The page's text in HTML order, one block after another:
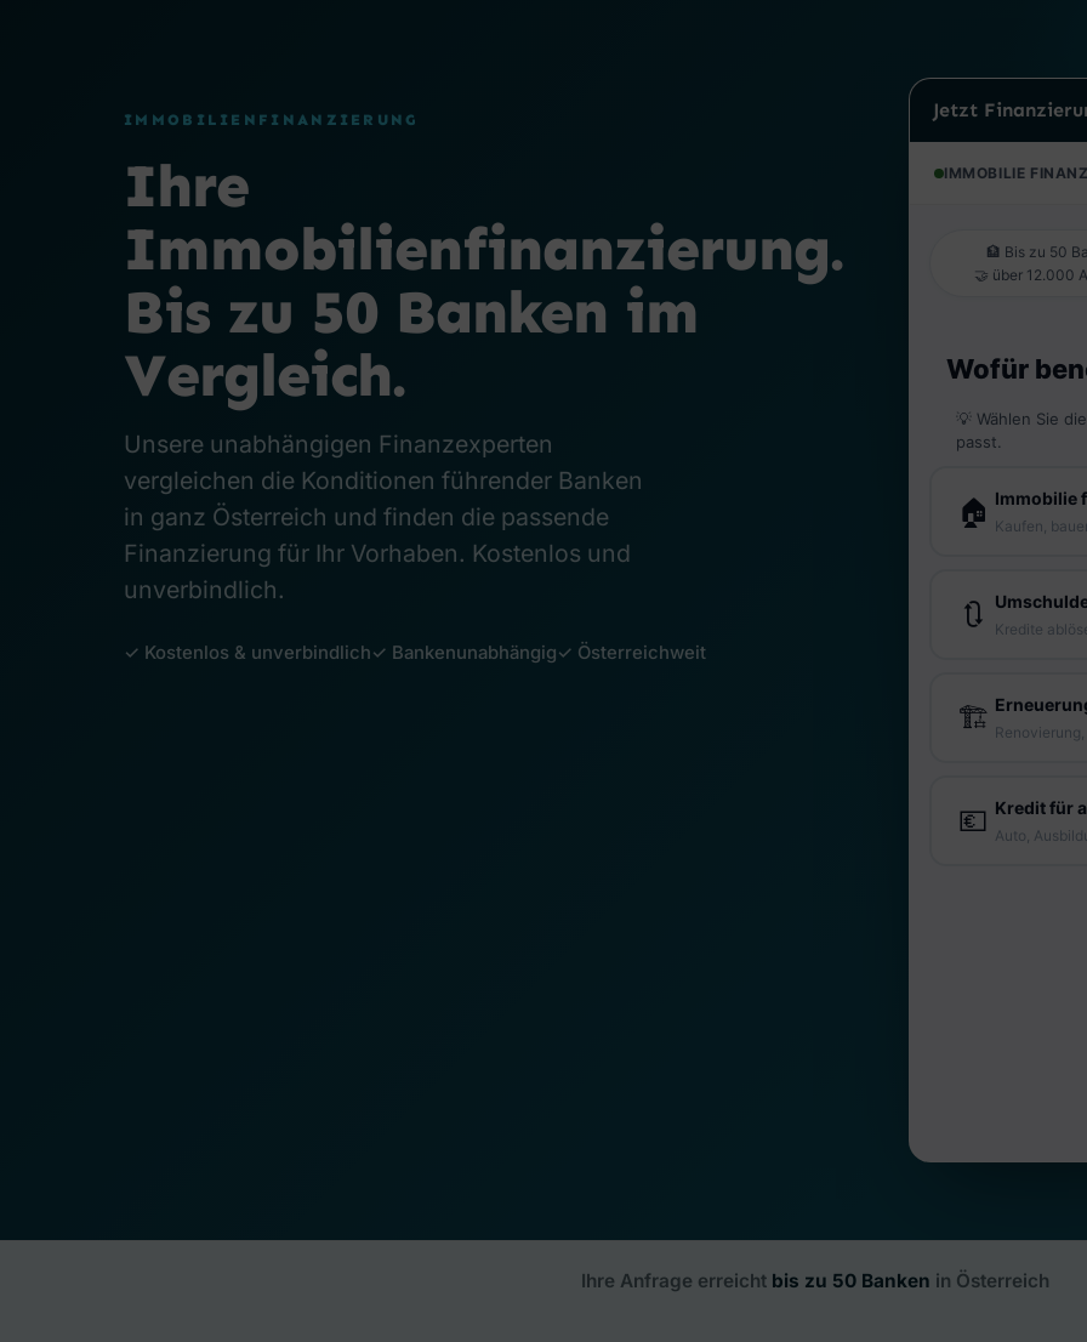
IMMOBILIENFINANZIERUNG
Ihre
Immobilienfinanzierung.
Bis zu 50 Banken im
Vergleich.
Unsere unabhängigen Finanzexperten
vergleichen die Konditionen führender Banken
in ganz Österreich und finden die passende
Finanzierung für Ihr Vorhaben. Kostenlos und
unverbindlich.
✓ Kostenlos & unverbindlich✓ Bankenunabhängig✓ Österreichweit
Jetzt
Ihre Anfrage erreicht bis zu 50 Banken in Österreich